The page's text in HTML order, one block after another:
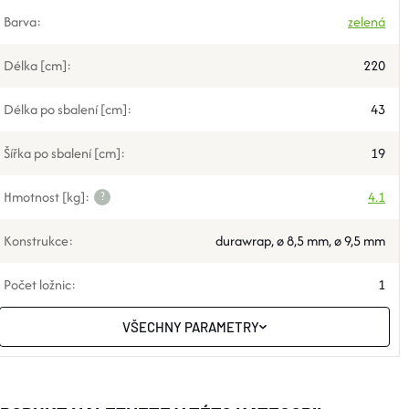
Barva: zelená
Délka [cm]: 220
Délka po sbalení [cm]: 43
Šířka po sbalení [cm]: 19
?
Hmotnost [kg]: 4.1
Konstrukce: durawrap, ø 8,5 mm, ø 9,5 mm
Počet ložnic: 1
VŠECHNY PARAMETRY